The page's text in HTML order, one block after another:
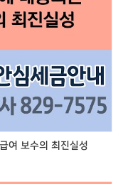
여 보수의 최진실성